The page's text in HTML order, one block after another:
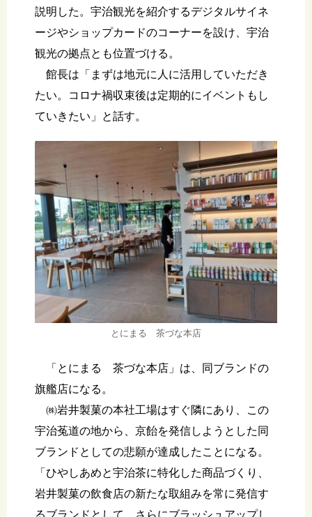
説明した。宇治観光を紹介するデジタルサイネ
ージやショップカードのコーナーを設け、宇治
観光の拠点とも位置づける。
館長は「まずは地元に人に活用していただき
たい。コロナ禍収束後は定期的にイベントもし
ていきたい」と話す。
とにまる 茶づな本店
「とにまる 茶づな本店」は、同ブランドの
旗艦店になる。
㈱岩井製菓の本社工場はすぐ隣にあり、この
宇治菟道の地から、京飴を発信しようとした同
ブランドとしての悲願が達成したことになる。
「ひやしあめと宇治茶に特化した商品づくり、
岩井製菓の飲食店の新たな取組みを常に発信す